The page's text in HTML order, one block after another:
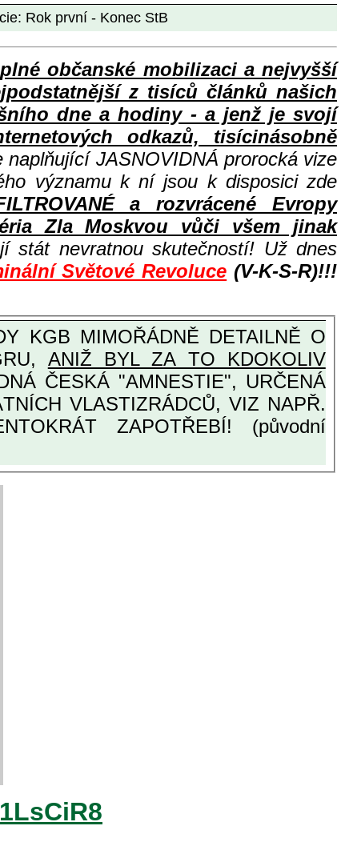
Rok první - Konec StB
občanské mobilizaci a nejvyšší
z tisíců článků našich
dne a hodiny - a jenž je svojí
odkazů, tisícinásobně
JASNOVIDNÁ prorocká vize
významu k ní jsou k disposici zde
a rozvrácené Evropy
Zla Moskvou vůči všem jinak
stát nevratnou skutečností! Už dnes
Světové Revoluce (V-K-S-R)!!!
ANIŽ BYL ZA TO KDOKOLIV
ZAPOTŘEBÍ! (původní